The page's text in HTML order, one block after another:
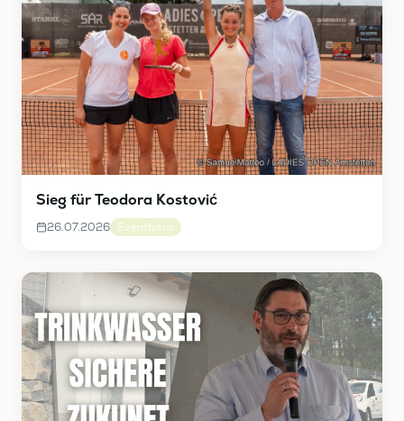
Sieg für Teodora Kostović
26.07.2026 Eventfotos